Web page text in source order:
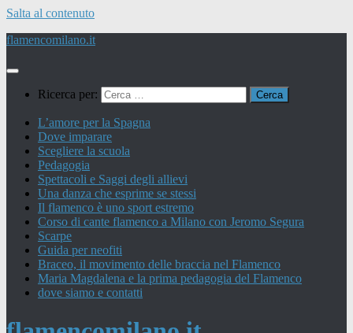
Salta al contenuto
flamencomilano.it
Ricerca per:
L’amore per la Spagna
Dove imparare
Scegliere la scuola
Pedagogia
Spettacoli e Saggi degli allievi
Una danza che esprime se stessi
Il flamenco è uno sport estremo
Corso di cante flamenco a Milano con Jeromo Segura
Scarpe
Guida per neofiti
Braceo, il movimento delle braccia nel Flamenco
Maria Magdalena e la prima pedagogia del Flamenco
dove siamo e contatti